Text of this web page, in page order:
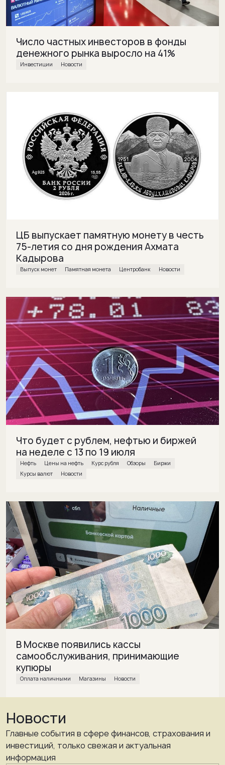
Число частных инвесторов в фонды
денежного рынка выросло на 41%
инвестиции Новости
ЦБ выпускает памятную монету в честь
75-летия со дня рождения Ахмата
Кадырова
Выпуск монет Памятная монета Центробанк Новости
Что будет с рублем, нефтью и биржей
на неделе с 13 по 19 июля
нефть Цены на нефть Курс рубля обзоры
биржи
курсы валют
Новости
В Москве появились кассы
самообслуживания, принимающие
купюры
Оплата наличными магазины Новости
Новости
Главные события в сфере финансов, страхования и
инвестиций, только свежая и актуальная
информация